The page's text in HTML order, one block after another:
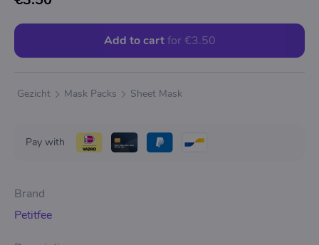
Add to cart for €3.50
Gezicht Mask Packs Sheet Mask
Pay with
Brand
Petitfee